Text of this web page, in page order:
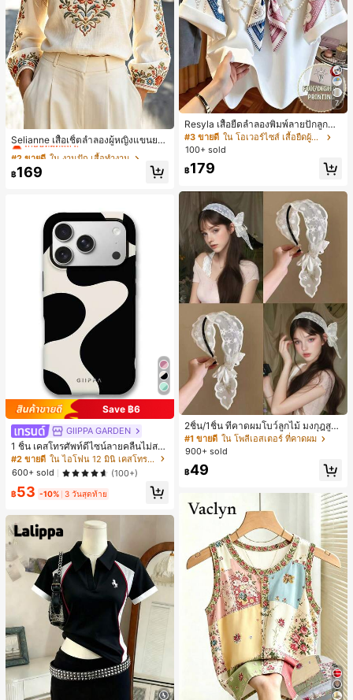
Selianne เสื้อเชิ้ตลำลองผู้หญิงแขนยา
ว คอวีเว้า ลายดอกไม้
#2 ขายดี
ใน งานปัก เสื้อทำงาน
เกือบหมดแล้ว!
#2 ขายดี ใน งานปัก เสื้อทำงาน
เกือบหมดแล้ว!
#2 ขายดี ใน งานปัก เสื้อทำงาน
เกือบหมดแล้ว!
#2 ขายดี
฿169
Save ฿6
GIIPPA GARDEN
1 ชิ้น เคสโทรศัพท์ดีไซน์ลายคลื่นไม่สม
มาตรสำหรับ Phone 17 Pro Max, เหม
าะสำหรับ Phone 16 Pro Max, 15 Pro
Max, 14 Pro Max, เคสโทรศัพท์สไตล์เ
กาหลีและน่าสนใจ, เข้ากันได้กับ 11/12/
13/14/15/16 Pro Max Plus, ดีไซน์หรู
ขวัญในอุดมคติสำหรับคริสต์มาส, วันว
าเลนไทน์, อีสเตอร์, ฤดูแต่งงานและวันเ
กิดสำหรับแฟนสาว
#2 ขายดี
ใน ไอโฟน 12 มินิ เคสโทรศัพท์แฟชั่น
600+ sold
(100+)
฿53 -10% 3 วันสุดท้าย
7
Resyla เสื้อยืดลำลองพิมพ์ลายปักลูกปัด
รูปโบว์ขนาดใหญ่สำหรับผู้หญิง
#3 ขายดี
ใน โอเวอร์ไซส์ เสื้อยืดผู้หญิง
100+ sold
฿179
2ชิ้น/1ชิ้น ที่คาดผมโบว์ลูกไม้ มงกุฎสูง
แถบกว้าง สีดำ สีขาว สำหรับใส่ประจำ
วัน กิ๊บติดผม ยางรัดผม (ลายปักดอกไม้
#1 ขายดี ใน โพลีเอสเตอร์ ที่คาดผม
900+ sold
฿49